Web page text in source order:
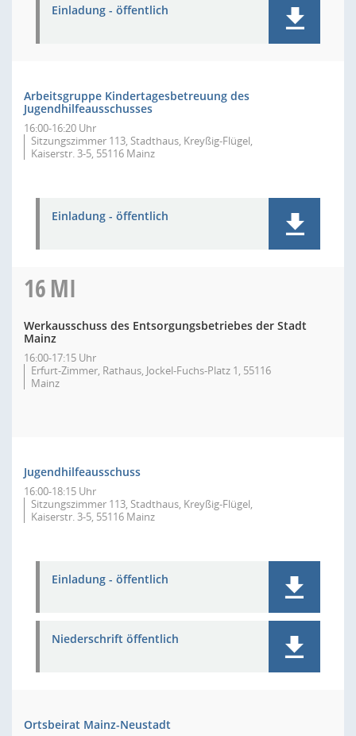
Einladung - öffentlich
Arbeitsgruppe Kindertagesbetreuung des
Jugendhilfeausschusses
16:00-16:20 Uhr
Sitzungszimmer 113, Stadthaus, Kreyßig-Flügel,
Kaiserstr. 3-5, 55116 Mainz
Einladung - öffentlich
16MI
Werkausschuss des Entsorgungsbetriebes der Stadt
Mainz
16:00-17:15 Uhr
Erfurt-Zimmer, Rathaus, Jockel-Fuchs-Platz 1, 55116
Mainz
Jugendhilfeausschuss
16:00-18:15 Uhr
Sitzungszimmer 113, Stadthaus, Kreyßig-Flügel,
Kaiserstr. 3-5, 55116 Mainz
Einladung - öffentlich
Niederschrift öffentlich
Ortsbeirat Mainz-Neustadt